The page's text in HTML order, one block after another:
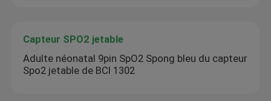
Capteur SPO2 jetable
Adulte néonatal 9pin SpO2 Spong bleu du capteur
Spo2 jetable de BCI 1302